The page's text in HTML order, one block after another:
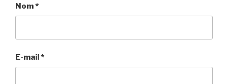
Nom*
E-mail*